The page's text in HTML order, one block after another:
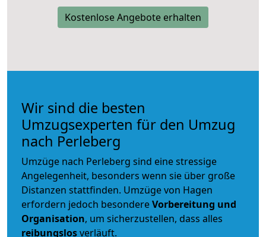
Kostenlose Angebote erhalten
Wir sind die besten
Umzugsexperten für den Umzug
nach Perleberg
Umzüge nach Perleberg sind eine stressige
Angelegenheit, besonders wenn sie über große
Distanzen stattfinden. Umzüge von Hagen
erfordern jedoch besondereVorbereitung und
Organisation, um sicherzustellen, dass alles
reibungslosverläuft.